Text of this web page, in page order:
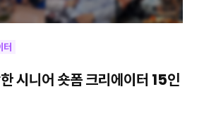
터
시니어 숏폼 크리에이터 15인